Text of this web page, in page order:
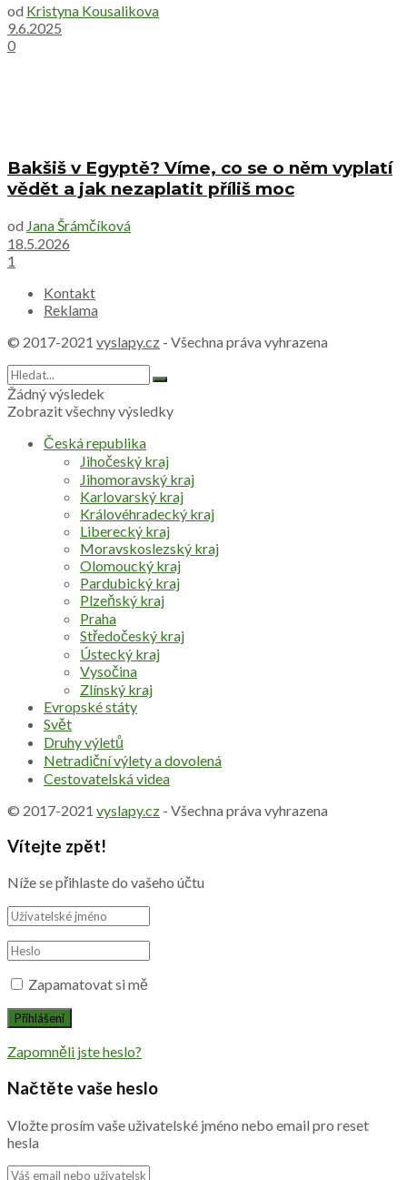
od Kristyna Kousalikova
9.6.2025
0
Bakšiš v Egyptě? Víme, co se o něm vyplatí
vědět a jak nezaplatit příliš moc
od Jana Šrámčíková
18.5.2026
1
Kontakt
Reklama
© 2017-2021 vyslapy.cz - Všechna práva vyhrazena
Žádný výsledek
Zobrazit všechny výsledky
Česká republika
Jihočeský kraj
Jihomoravský kraj
Karlovarský kraj
Královéhradecký kraj
Liberecký kraj
Moravskoslezský kraj
Olomoucký kraj
Pardubický kraj
Plzeňský kraj
Praha
Středočeský kraj
Ústecký kraj
Vysočina
Zlínský kraj
Evropské státy
Svět
Druhy výletů
Netradiční výlety a dovolená
Cestovatelská videa
© 2017-2021 vyslapy.cz - Všechna práva vyhrazena
Vítejte zpět!
Níže se přihlaste do vašeho účtu
Zapamatovat si mě
Zapomněli jste heslo?
Načtěte vaše heslo
Vložte prosím vaše uživatelské jméno nebo email pro reset
hesla